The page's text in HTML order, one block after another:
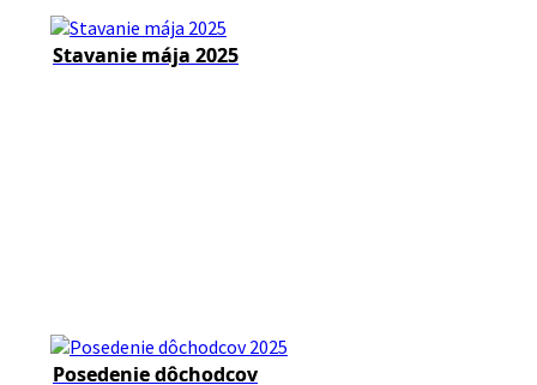
Stavanie mája 2025
Posedenie dôchodcov